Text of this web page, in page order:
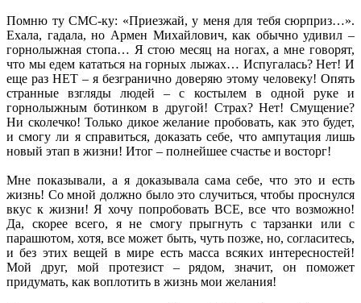
Помню ту СМС-ку: «Приезжай, у меня для тебя сюрприз…».
Ехала, гадала, но Армен Михайлович, как обычно удивил –
горнолыжная стопа… Я стою месяц на ногах, а мне говорят,
что мы едем кататься на горных лыжах… Испугалась? Нет! И
еще раз НЕТ – я безгранично доверяю этому человеку! Опять
странные взгляды людей – с костылем в одной руке и
горнолыжным ботинком в другой! Страх? Нет! Смущение?
Ни сколечко! Только дикое желание пробовать, как это будет,
и смогу ли я справиться, доказать себе, что ампутация лишь
новый этап в жизни! Итог – полнейшее счастье и восторг!
Мне показывали, а я доказывала сама себе, что это и есть
жизнь! Со мной должно было это случиться, чтобы проснулся
вкус к жизни! Я хочу попробовать ВСЕ, все что возможно!
Да, скорее всего, я не смогу прыгнуть с тарзанки или с
парашютом, хотя, все может быть, чуть позже, но, согласитесь,
и без этих вещей в мире есть масса всяких интересностей!
Мой друг, мой протезист – рядом, значит, он поможет
придумать, как воплотить в жизнь мои желания!